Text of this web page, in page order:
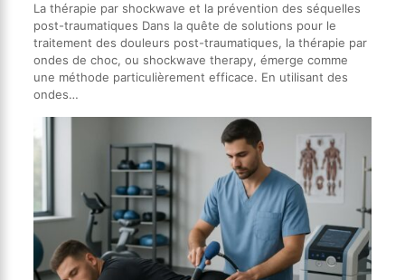
La thérapie par shockwave et la prévention des séquelles
post-traumatiques Dans la quête de solutions pour le
traitement des douleurs post-traumatiques, la thérapie par
ondes de choc, ou shockwave therapy, émerge comme
une méthode particulièrement efficace. En utilisant des
ondes…